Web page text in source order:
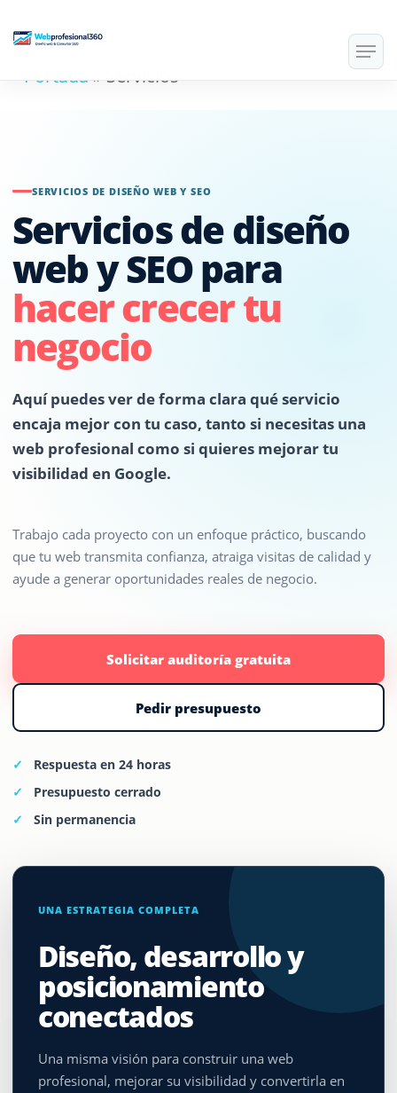
to
main
Menu
Portada » Servicios
SERVICIOS DE DISEÑO WEB Y SEO
Servicios de diseño
web y SEO para
hacer crecer tu
negocio
Aquí puedes ver de forma clara qué servicio
encaja mejor con tu caso, tanto si necesitas una
web profesional como si quieres mejorar tu
visibilidad en Google.
Trabajo cada proyecto con un enfoque práctico, buscando
que tu web transmita confianza, atraiga visitas de calidad y
ayude a generar oportunidades reales de negocio.
Solicitar auditoría gratuita
Pedir presupuesto
Respuesta en 24 horas
Presupuesto cerrado
Sin permanencia
UNA ESTRATEGIA COMPLETA
Diseño, desarrollo y
posicionamiento
conectados
Una misma visión para construir una web
profesional, mejorar su visibilidad y convertirla en